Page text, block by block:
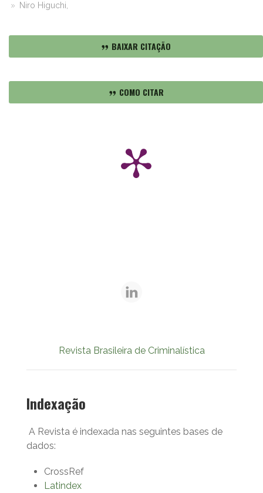
Niro Higuchi,
BAIXAR CITAÇÃO
COMO CITAR
Revista Brasileira de Criminalística
Indexação
A Revista é indexada nas seguintes bases de
dados:
CrossRef
Latindex